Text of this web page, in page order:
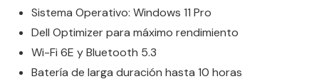
Sistema Operativo: Windows 11 Pro
Dell Optimizer para máximo rendimiento
Wi-Fi 6E y Bluetooth 5.3
Batería de larga duración hasta 10 horas